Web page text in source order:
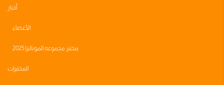
أخبار
الأعضاء
مختبر مجموعه الموناليزا 2025
المختبرات